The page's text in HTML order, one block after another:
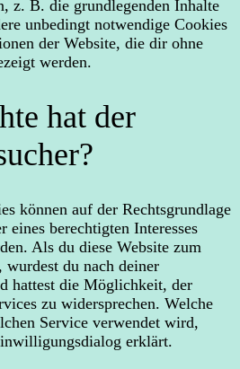
z. B. die grundlegenden Inhalte
unbedingt notwendige Cookies
der Website, die dir ohne
werden.
hat der
können auf der Rechtsgrundlage
berechtigten Interesses
Als du diese Website zum
wurdest du nach deiner
hattest die Möglichkeit, der
zu widersprechen. Welche
Service verwendet wird,
erklärt.